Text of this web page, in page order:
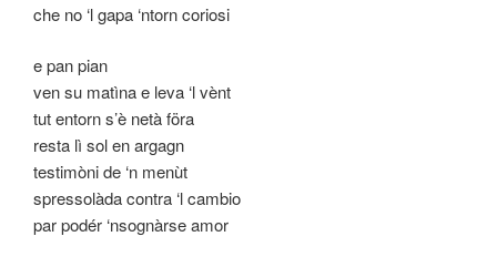
che no ‘l gapa ‘ntorn coriosi
e pan pian
ven su matìna e leva ‘l vènt
tut entorn s’è netà föra
resta lì sol en argagn
testimòni de ‘n menùt
spressolàda contra ‘l cambio
par podér ‘nsognàrse amor